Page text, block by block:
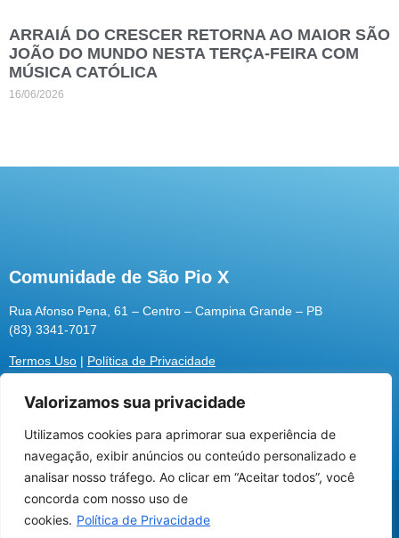
Utilizamos cookies para oferecer melhor
experiência, melhorar o desempenho, analisar
como você interage em nosso site e
personalizar conteúdo.
Valorizamos sua privacidade
Utilizamos cookies para aprimorar sua experiência de
navegação, exibir anúncios ou conteúdo personalizado e
analisar nosso tráfego. Ao clicar em “Aceitar todos”, você
concorda com nosso uso de
cookies. Política de Privacidade
ARRAIÁ DO CRESCER RETORNA AO MAIOR SÃO
JOÃO DO MUNDO NESTA TERÇA-FEIRA COM
MÚSICA CATÓLICA
16/06/2026
Comunidade de São Pio X
Rua Afonso Pena, 61 – Centro – Campina Grande – PB
(83) 3341-7017
Termos Uso | Política de Privacidade
@2026 Associação Carismática Católica São Pio X
Desenvolvido pelaROX